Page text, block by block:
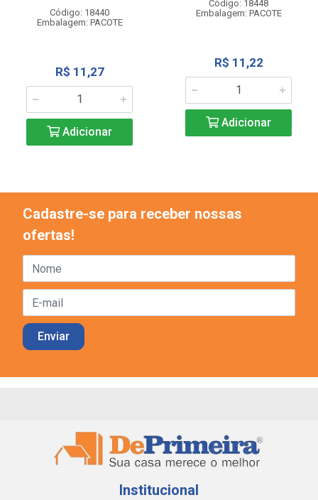
Código: 18440
Embalagem: PACOTE
R$ 11,27
Adicionar
Código: 18448
Embalagem: PACOTE
R$ 11,22
Adicionar
Cadastre-se para receber nossas
ofertas!
Institucional